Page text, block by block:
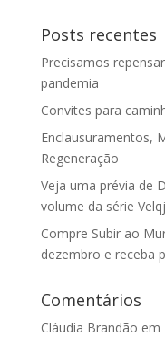
Posts recentes
Precisamos
pandemia
Convites para
Enclausuramentos,
Regeneração
Veja uma prévia de
volume da série
Compre Subir ao
dezembro e receba
Comentários
Cláudia Brandão em